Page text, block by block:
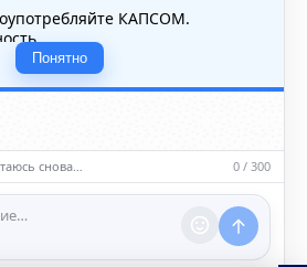
КАПСОМ.
данные — свои или чужие
вправе удалять
доступ к чату при
Понятно
снова… 0 / 300